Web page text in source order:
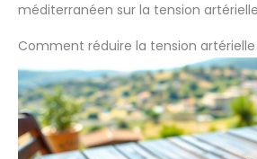
méditerranéen sur la tension
Comment réduire la tension